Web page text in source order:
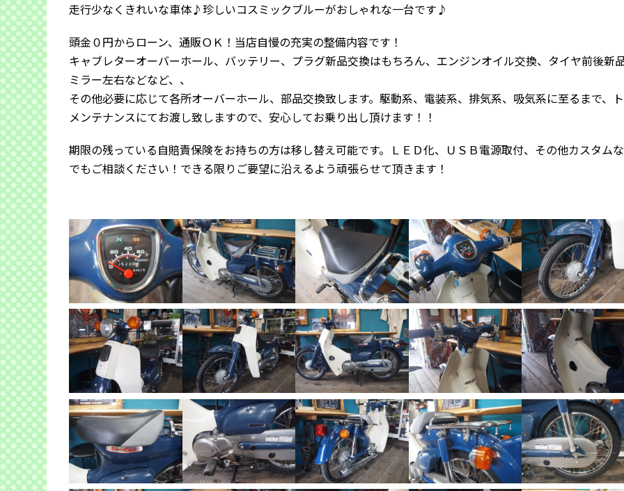
走行少なくきれいな車体♪珍しいコスミックブルーがおしゃれな一台です♪
頭金０円からローン、通販ＯＫ！当店自慢の充実の整備内容です！
キャブレターオーバーホール、バッテリー、プラグ新品交換はもちろん、エンジンオイル交換、タイヤ前後新
ミラー左右などなど、、
その他必要に応じて各所オーバーホール、部品交換致します。駆動系、電装系、排気系、吸気系に至るまで、
メンテナンスにてお渡し致しますので、安心してお乗り出し頂けます！！
期限の残っている自賠責保険をお持ちの方は移し替え可能です。ＬＥＤ化、ＵＳＢ電源取付、その他カスタム
でもご相談ください！できる限りご要望に沿えるよう頑張らせて頂きます！